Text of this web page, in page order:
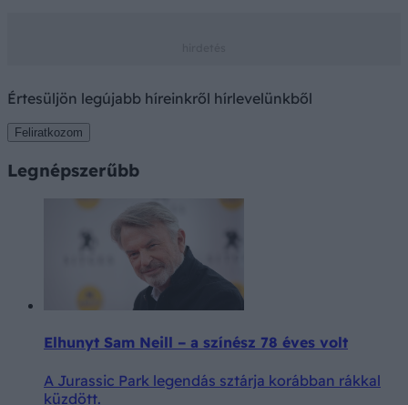
Értesüljön legújabb híreinkről hírlevelünkből
Feliratkozom
Legnépszerűbb
Elhunyt Sam Neill – a színész 78 éves volt
A Jurassic Park legendás sztárja korábban rákkal
küzdött.